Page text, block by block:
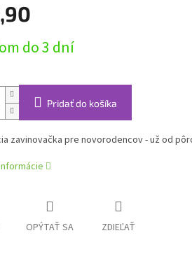
do 3 dní
Pridať do košíka
zavinovačka pre novorodencov - už od
OPÝTAŤ SA ZDIEĽAŤ